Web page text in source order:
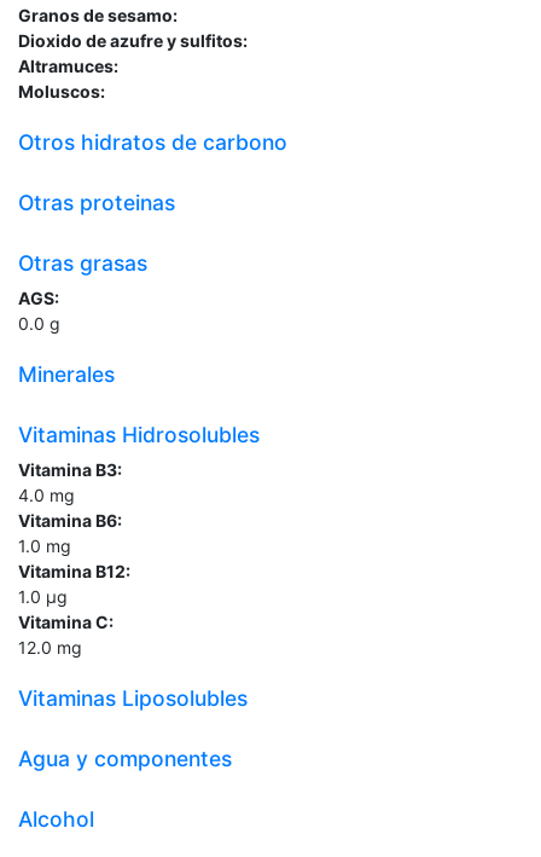
Granos de sesamo:
Dioxido de azufre y sulfitos:
Altramuces:
Moluscos:
Otros hidratos de carbono
Otras proteinas
Otras grasas
AGS:
0.0 g
Minerales
Vitaminas Hidrosolubles
Vitamina B3:
4.0 mg
Vitamina B6:
1.0 mg
Vitamina B12:
1.0 µg
Vitamina C:
12.0 mg
Vitaminas Liposolubles
Agua y componentes
Alcohol